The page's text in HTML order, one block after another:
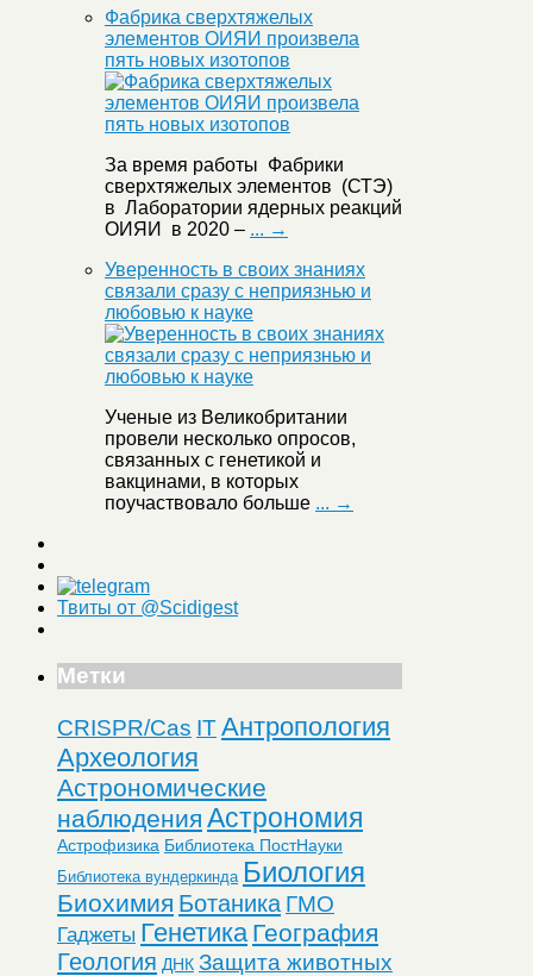
Фабрика сверхтяжелых
элементов ОИЯИ произвела
пять новых изотопов
За время работы Фабрики
сверхтяжелых элементов (СТЭ)
в Лаборатории ядерных реакций
ОИЯИ в 2020 – ... →
Уверенность в своих знаниях
связали сразу с неприязнью и
любовью к науке
Ученые из Великобритании
провели несколько опросов,
связанных с генетикой и
вакцинами, в которых
поучаствовало больше ... →
Твиты от @Scidigest
Метки
CRISPR/Cas ITАнтропология
Археология
Астрономические
наблюдения Астрономия
Астрофизика Библиотека ПостНауки
Библиотека вундеркинда Биология
Биохимия Ботаника ГМО
Гаджеты Генетика География
Геология ДНК Защита животных